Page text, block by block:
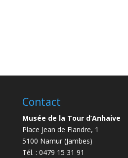
Contact
Musée de la Tour d’Anhaive
Place Jean de Flandre, 1
5100 Namur (Jambes)
Tél. : 0479 15 31 91